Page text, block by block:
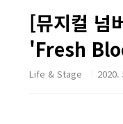
[뮤지컬 넘
'Fresh
Life & Stage 2020.